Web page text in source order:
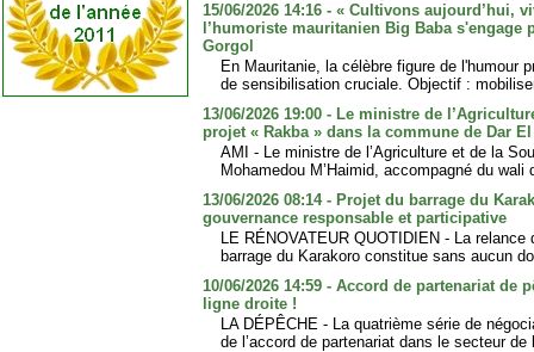
15/06/2026 14:16 - « Cultivons aujourd’hui,
l’humoriste mauritanien Big Baba s'engage
Gorgol
En Mauritanie, la célèbre figure de l'humour
de sensibilisation cruciale. Objectif :
13/06/2026 19:00 - Le ministre de
projet « Rakba » dans la commune de Dar
AMI - Le ministre de l’Agriculture et de la
Mohamedou M’Haimid, accompagné du
13/06/2026 08:14 - Projet du barrage du
gouvernance responsable et participative
LE RÉNOVATEUR QUOTIDIEN - La
barrage du Karakoro constitue sans aucun
10/06/2026 14:59 - Accord de partenariat de
ligne droite !
LA DÉPÊCHE - La quatrième série de
de l’accord de partenariat dans le secteur de